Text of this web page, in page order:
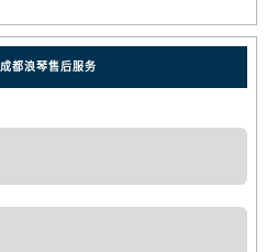
成都浪琴售后服务